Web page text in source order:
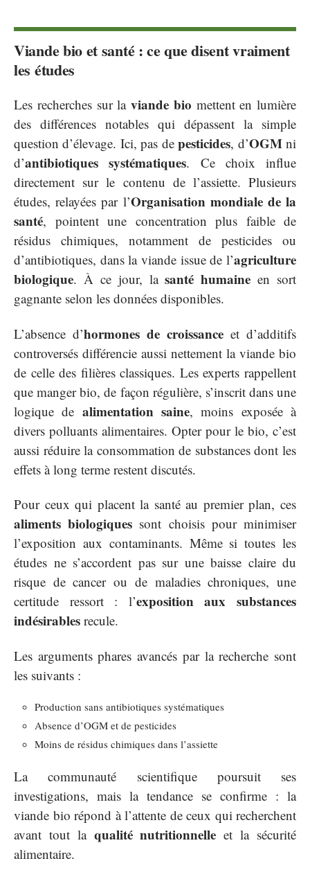
Viande bio et santé : ce que disent vraiment
les études
Les recherches sur la viande bio mettent en lumière
des différences notables qui dépassent la simple
question d’élevage. Ici, pas depesticides, d’OGMni
d’antibiotiques systématiques. Ce choix influe
directement sur le contenu de l’assiette. Plusieurs
études, relayées par l’Organisation mondiale de la
santé, pointent une concentration plus faible de
résidus chimiques, notamment de pesticides ou
d’antibiotiques, dans la viande issue de l’agriculture
biologique. À ce jour, lasanté humaine en sort
gagnante selon les données disponibles.
L’absence d’hormones de croissance et d’additifs
controversés différencie aussi nettement la viande bio
de celle des filières classiques. Les experts rappellent
que manger bio, de façon régulière, s’inscrit dans une
logique de alimentation saine, moins exposée à
divers polluants alimentaires. Opter pour le bio, c’est
aussi réduire la consommation de substances dont les
effets à long terme restent discutés.
Pour ceux qui placent la santé au premier plan, ces
aliments biologiques sont choisis pour minimiser
l’exposition aux contaminants. Même si toutes les
études ne s’accordent pas sur une baisse claire du
risque de cancer ou de maladies chroniques, une
certitude ressort : l’exposition aux substances
indésirables recule.
Les arguments phares avancés par la recherche sont
les suivants :
Production sans antibiotiques systématiques
Absence d’OGM et de pesticides
Moins de résidus chimiques dans l’assiette
La communauté scientifique poursuit ses
investigations, mais la tendance se confirme : la
viande bio répond à l’attente de ceux qui recherchent
avant tout la qualité nutritionnelle et la sécurité
alimentaire.